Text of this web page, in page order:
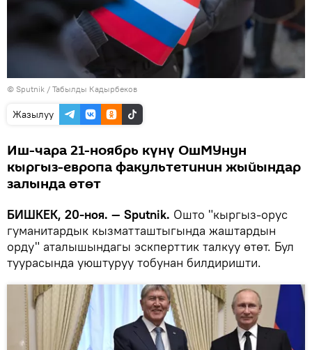
© Sputnik / Табылды Кадырбеков
Жазылуу
Иш-чара 21-ноябрь күнү ОшМУнун
кыргыз-европа факультетинин жыйындар
залында өтөт
БИШКЕК, 20-ноя. — Sputnik. Ошто "кыргыз-орус
гуманитардык кызматташтыгында жаштардын
орду" аталышындагы эскперттик талкуу өтөт. Бул
туурасында уюштуруу тобунан билдиришти.